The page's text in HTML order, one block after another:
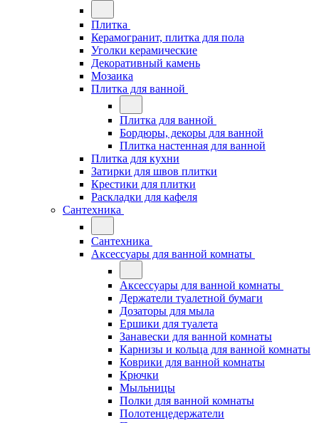
Плитка
Керамогранит, плитка для пола
Уголки керамические
Декоративный камень
Мозаика
Плитка для ванной
Плитка для ванной
Бордюры, декоры для ванной
Плитка настенная для ванной
Плитка для кухни
Затирки для швов плитки
Крестики для плитки
Раскладки для кафеля
Сантехника
Сантехника
Аксессуары для ванной комнаты
Аксессуары для ванной комнаты
Держатели туалетной бумаги
Дозаторы для мыла
Ершики для туалета
Занавески для ванной комнаты
Карнизы и кольца для ванной комнаты
Коврики для ванной комнаты
Крючки
Мыльницы
Полки для ванной комнаты
Полотенцедержатели